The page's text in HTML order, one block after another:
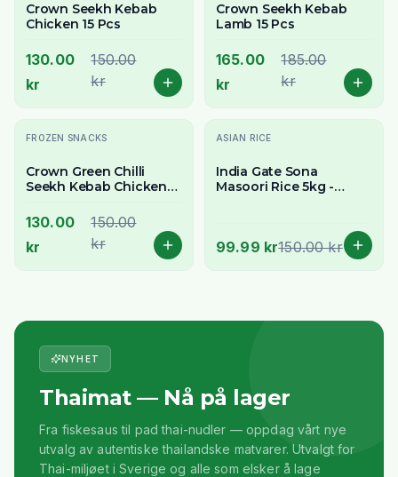
Crown Seekh Kebab
Chicken 15 Pcs
130.00
kr
150.00
kr
Crown Seekh Kebab
Lamb 15 Pcs
165.00
kr
185.00
kr
-13% OFF
FROZEN SNACKS
Crown Green Chilli
Seekh Kebab Chicken
130.00
kr
150.00
kr
-33% OFF
ASIAN RICE
India Gate Sona
Masoori Rice 5kg -
99.99 kr150.00 kr
NYHET
Thaimat — Nå på lager
Fra fiskesaus til pad thai-nudler — oppdag vårt nye
utvalg av autentiske thailandske matvarer. Utvalgt for
Thai-miljøet i Sverige og alle som elsker å lage